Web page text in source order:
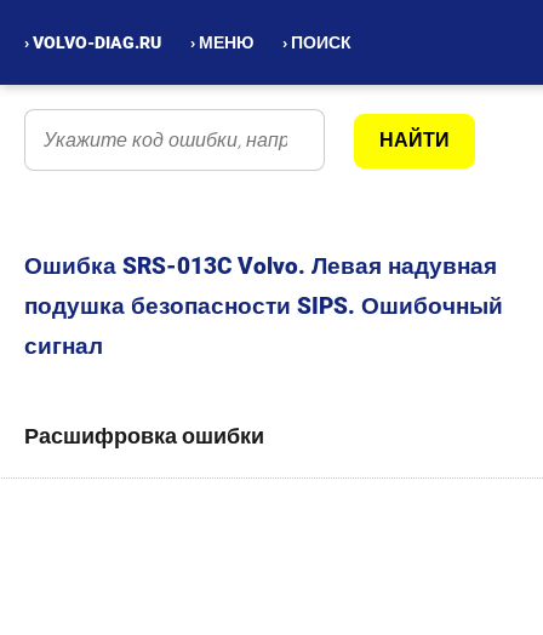
› VOLVO-DIAG.RU › МЕНЮ › ПОИСК
Ошибка SRS-013C Volvo. Левая надувная
подушка безопасности SIPS. Ошибочный
сигнал
Расшифровка ошибки